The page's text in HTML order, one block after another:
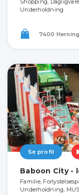
Underholdning
7400 Herning
Se profil
Baboon City -
Familie,
Underholdning,